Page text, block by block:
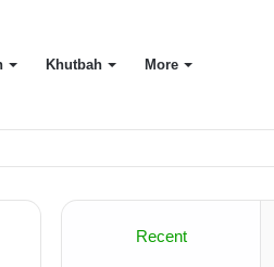
Khutbah More
Recent